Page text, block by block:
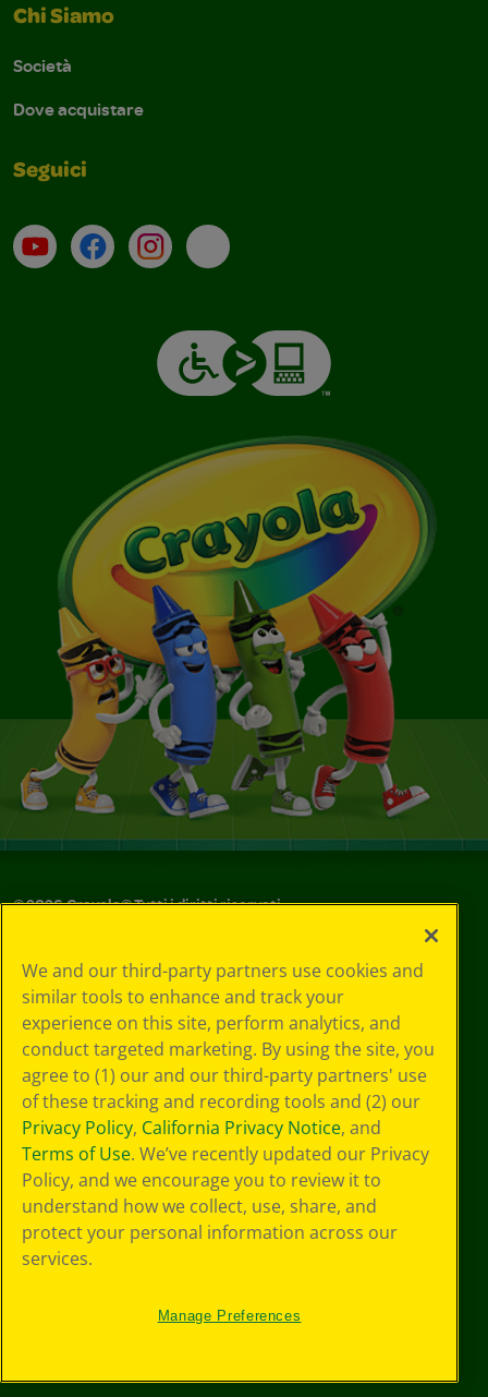
Chi Siamo
Società
Dove acquistare
Seguici
Su YouTube
ContattiProfilo Instagram
Email
©2026Crayola® Tutti i diritti riservati.
in materia di
privacy
Informativa sulla
privacy
Termini SMS
GDPR
Informativa sulla
privacy di CA
Technologies
Preferenze cookie
Condizioni d'uso
Accessibilità web
Mappa del sito
We and our third-party partners use cookies and
similar tools to enhance and track your
experience on this site, perform analytics, and
conduct targeted marketing. By using the site, you
agree to (1) our and our third-party partners' use
of these tracking and recording tools and (2) our
Privacy Policy, California Privacy Notice, and
Terms of Use. We’ve recently updated our Privacy
Policy, and we encourage you to review it to
understand how we collect, use, share, and
protect your personal information across our
services.
Manage Preferences